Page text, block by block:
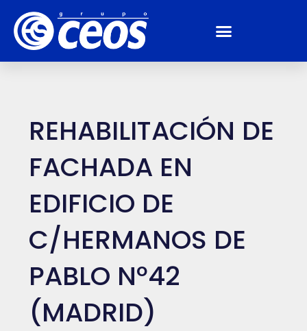
REHABILITACIÓN DE
FACHADA EN
EDIFICIO DE
C/HERMANOS DE
PABLO Nº42
(MADRID)